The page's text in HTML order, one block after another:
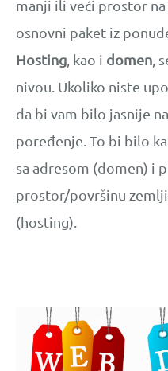
manji ili veći prostor na
osnovni paket iz
Hosting, kao i domen,
nivou. Ukoliko niste
da bi vam bilo jasnije
poređenje. To bi bilo
sa adresom (domen) i
prostor/površinu
(hosting).